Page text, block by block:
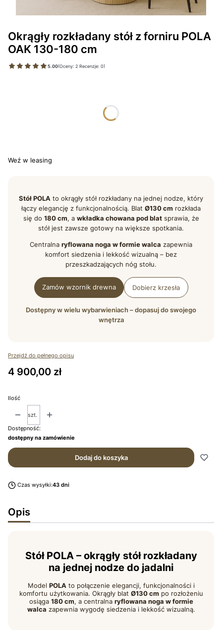
Okrągły rozkładany stół z forniru POLA
OAK 130-180 cm
5.00(Oceny: 2 Recenzje: 0)
Weź w leasing
Stół POLA to okrągły stół rozkładany na jednej nodze, który
łączy elegancję z funkcjonalnością. Blat Ø130 cm rozkłada
się do 180 cm, a wkładka chowana pod blatsprawia, że
stół jest zawsze gotowy na większe spotkania.
Centralna ryflowana noga w formie walca zapewnia
komfort siedzenia i lekkość wizualną – bez
przeszkadzających nóg stołu.
Zamów wzornik drewna Dobierz krzesła
Dostępny w wielu wybarwieniach – dopasuj do swojego
wnętrza
Przejdź do pełnego opisu
Cena
4 900,00 zł
Ilość
szt.
Dostępność:
dostępny na zamówienie
Dodaj do koszyka
Czas wysyłki:43 dni
Opis
Stół POLA – okrągły stół rozkładany
na jednej nodze do jadalni
Model POLAto połączenie elegancji, funkcjonalności i
komfortu użytkowania. Okrągły blat Ø130 cm po rozłożeniu
osiąga 180 cm, a centralna ryflowana noga w formie
walca zapewnia wygodę siedzenia i lekkość wizualną.